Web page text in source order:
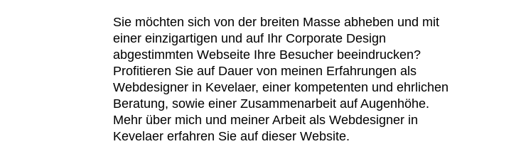
Sie möchten sich von der breiten Masse abheben und mit
einer einzigartigen und auf Ihr Corporate Design
abgestimmten Webseite Ihre Besucher beeindrucken?
Profitieren Sie auf Dauer von meinen Erfahrungen als
Webdesigner in Kevelaer, einer kompetenten und ehrlichen
Beratung, sowie einer Zusammenarbeit auf Augenhöhe.
Mehr über mich und meiner Arbeit als Webdesigner in
Kevelaer erfahren Sie auf dieser Website.